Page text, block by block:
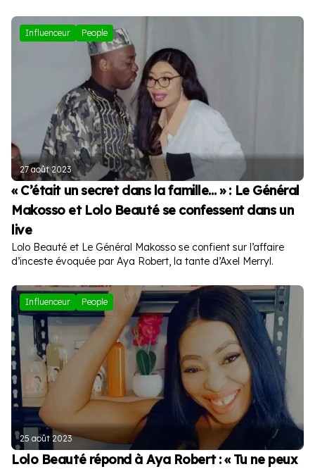
Influenceur People
27 août 2023
« C’était un secret dans la famille… » : Le Général
Makosso et Lolo Beauté se confessent dans un
live
Lolo Beauté et Le Général Makosso se confient sur l’affaire
d’inceste évoquée par Aya Robert, la tante d’Axel Merryl.
Influenceur People
25 août 2023
Lolo Beauté répond à Aya Robert : « Tu ne peux